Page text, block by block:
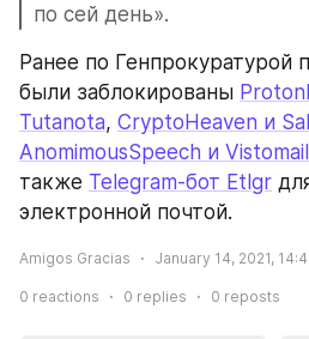
по сей день».
Ранее по Генпрокуратурой
были заблокированы
Tutanota, CryptoHeaven и
AnomimousSpeech и Vistomail
также Telegram-бот Etlgr
электронной почтой.
Amigos Gracias January 14, 2021,
0 reactions 0 replies 0 reposts